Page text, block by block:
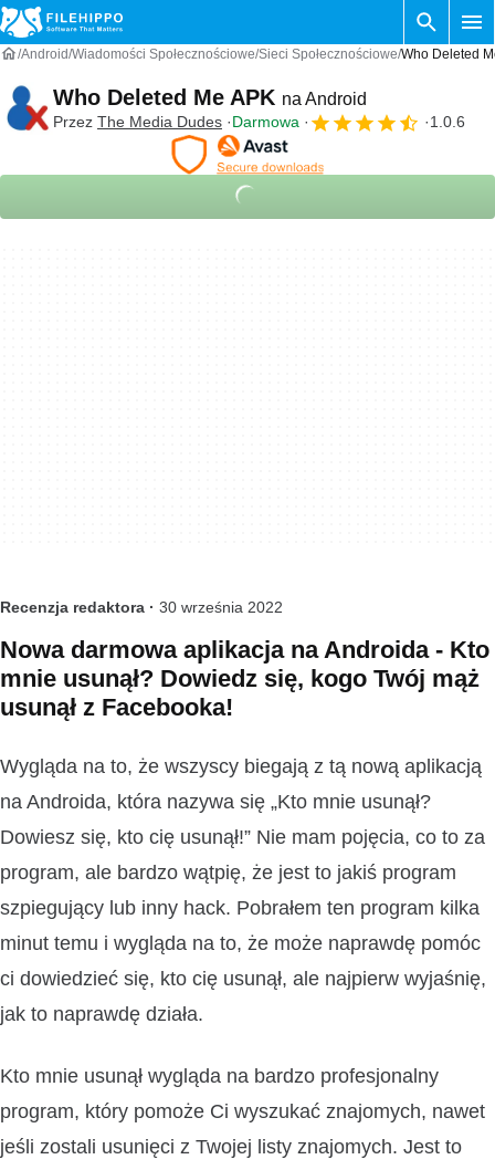
Android Wiadomości Społecznościowe Sieci Społecznościowe Who Deleted
Who Deleted Me APK na Android
Przez The Media Dudes Darmowa 1.0.6
Recenzja redaktora · 30 września 2022
Nowa darmowa aplikacja na Androida - Kto
mnie usunął? Dowiedz się, kogo Twój mąż
usunął z Facebooka!
Wygląda na to, że wszyscy biegają z tą nową aplikacją
na Androida, która nazywa się „Kto mnie usunął?
Dowiesz się, kto cię usunął!” Nie mam pojęcia, co to za
program, ale bardzo wątpię, że jest to jakiś program
szpiegujący lub inny hack. Pobrałem ten program kilka
minut temu i wygląda na to, że może naprawdę pomóc
ci dowiedzieć się, kto cię usunął, ale najpierw wyjaśnię,
jak to naprawdę działa.
Kto mnie usunął wygląda na bardzo profesjonalny
program, który pomoże Ci wyszukać znajomych, nawet
jeśli zostali usunięci z Twojej listy znajomych. Jest to